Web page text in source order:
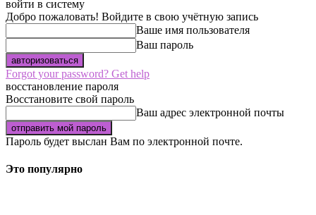
войти в систему
Добро пожаловать! Войдите в свою учётную запись
Ваше имя пользователя
Ваш пароль
Forgot your password? Get help
восстановление пароля
Восстановите свой пароль
Ваш адрес электронной почты
Пароль будет выслан Вам по электронной почте.
Это популярно